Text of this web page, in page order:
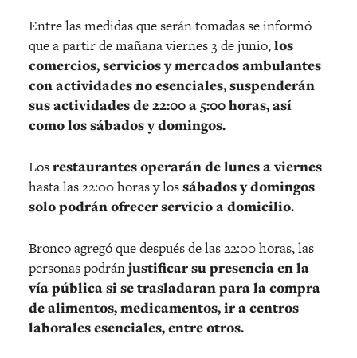
Entre las medidas que serán tomadas se informó
que a partir de mañana viernes 3 de junio,los
comercios, servicios y mercados ambulantes
con actividades no esenciales, suspenderán
sus actividades de 22:00 a 5:00 horas, así
como los sábados y domingos.
Losrestaurantes operarán de lunes a viernes
hasta las 22:00 horas y lossábados y domingos
solo podrán ofrecer servicio a domicilio.
Bronco agregó que después de las 22:00 horas, las
personas podránjustificar su presencia en la
vía pública si se trasladaran para la compra
de alimentos, medicamentos, ir a centros
laborales esenciales, entre otros.